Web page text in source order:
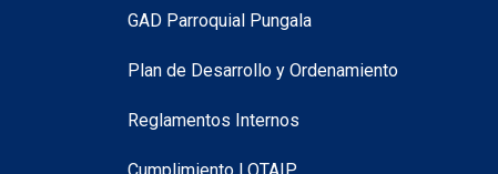
GAD Parroquial Pungala
Plan de Desarrollo y Ordenamiento
Reglamentos Internos